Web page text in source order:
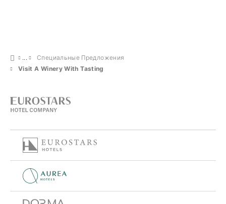
Специальные Предложения
Visit A Winery With Tasting